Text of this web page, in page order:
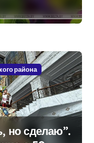
района
но сделаю”.